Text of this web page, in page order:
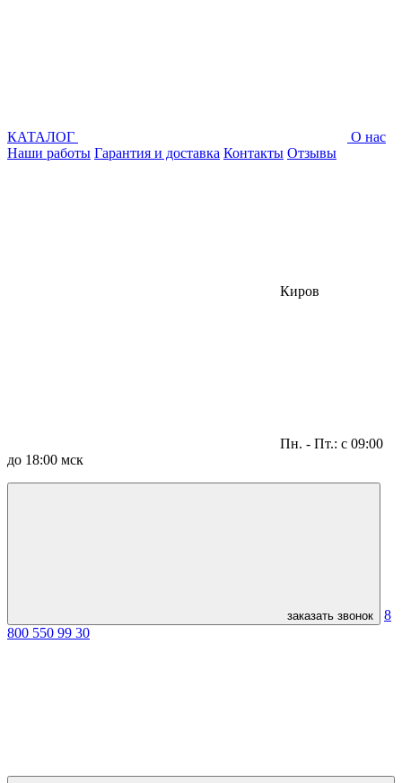
КАТАЛОГ
О нас
Наши работы Гарантия и доставка Контакты Отзывы
Киров
Пн. - Пт.: с 09:00
до 18:00 мск
заказать звонок
8
800 550 99 30